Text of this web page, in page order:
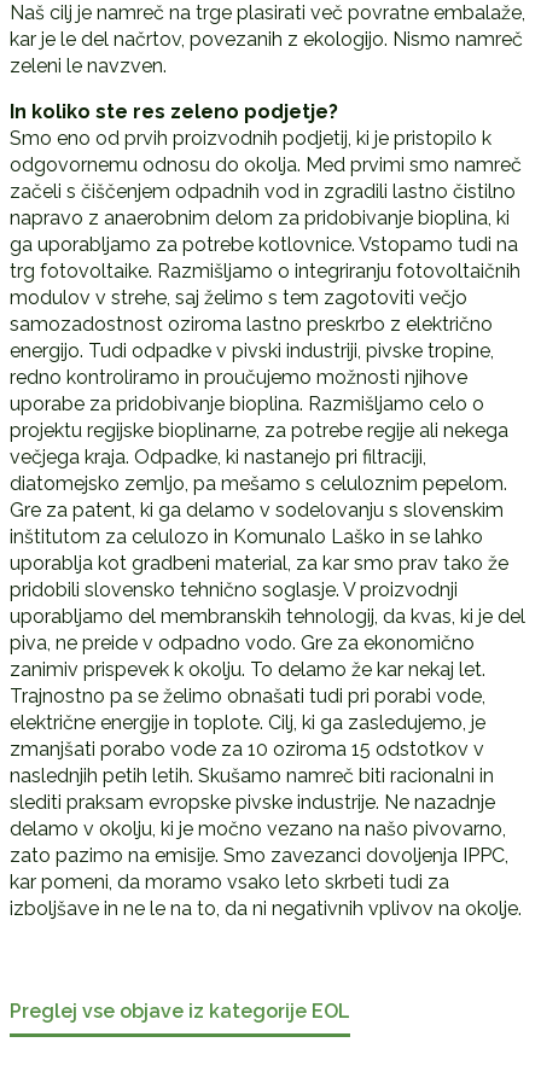
Naš cilj je namreč na trge plasirati več povratne embalaže,
kar je le del načrtov, povezanih z ekologijo. Nismo namreč
zeleni le navzven.
In koliko ste res zeleno podjetje?
Smo eno od prvih proizvodnih podjetij, ki je pristopilo k
odgovornemu odnosu do okolja. Med prvimi smo namreč
začeli s čiščenjem odpadnih vod in zgradili lastno čistilno
napravo z anaerobnim delom za pridobivanje bioplina, ki
ga uporabljamo za potrebe kotlovnice. Vstopamo tudi na
trg fotovoltaike. Razmišljamo o integriranju fotovoltaičnih
modulov v strehe, saj želimo s tem zagotoviti večjo
samozadostnost oziroma lastno preskrbo z električno
energijo. Tudi odpadke v pivski industriji, pivske tropine,
redno kontroliramo in proučujemo možnosti njihove
uporabe za pridobivanje bioplina. Razmišljamo celo o
projektu regijske bioplinarne, za potrebe regije ali nekega
večjega kraja. Odpadke, ki nastanejo pri filtraciji,
diatomejsko zemljo, pa mešamo s celuloznim pepelom.
Gre za patent, ki ga delamo v sodelovanju s slovenskim
inštitutom za celulozo in Komunalo Laško in se lahko
uporablja kot gradbeni material, za kar smo prav tako že
pridobili slovensko tehnično soglasje. V proizvodnji
uporabljamo del membranskih tehnologij, da kvas, ki je del
piva, ne preide v odpadno vodo. Gre za ekonomično
zanimiv prispevek k okolju. To delamo že kar nekaj let.
Trajnostno pa se želimo obnašati tudi pri porabi vode,
električne energije in toplote. Cilj, ki ga zasledujemo, je
zmanjšati porabo vode za 10 oziroma 15 odstotkov v
naslednjih petih letih. Skušamo namreč biti racionalni in
slediti praksam evropske pivske industrije. Ne nazadnje
delamo v okolju, ki je močno vezano na našo pivovarno,
zato pazimo na emisije. Smo zavezanci dovoljenja IPPC,
kar pomeni, da moramo vsako leto skrbeti tudi za
izboljšave in ne le na to, da ni negativnih vplivov na okolje.
Preglej vse objave iz kategorije EOL